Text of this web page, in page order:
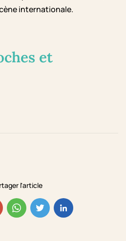
l'article
internationale.
et